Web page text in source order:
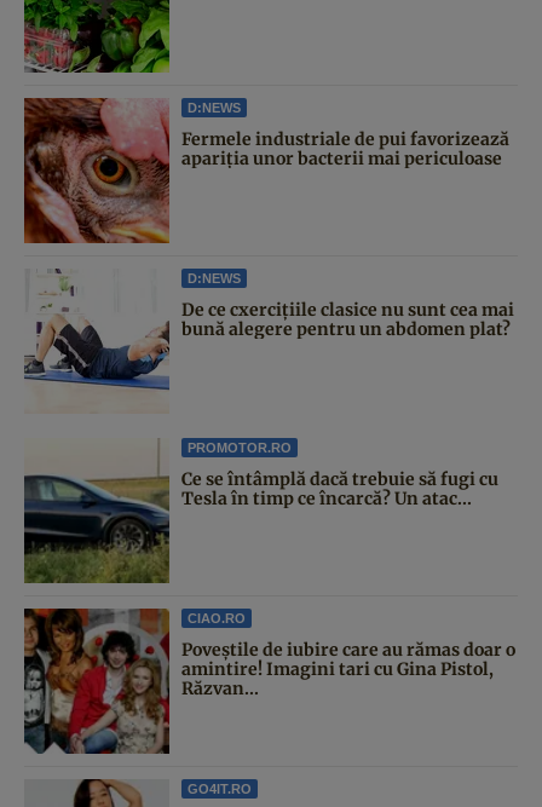
D:NEWS
Fermele industriale de pui favorizează
apariția unor bacterii mai periculoase
D:NEWS
De ce cxercițiile clasice nu sunt cea mai
bună alegere pentru un abdomen plat?
PROMOTOR.RO
Ce se întâmplă dacă trebuie să fugi cu
Tesla în timp ce încarcă? Un atac...
CIAO.RO
Poveştile de iubire care au rămas doar o
amintire! Imagini tari cu Gina Pistol,
Răzvan...
GO4IT.RO